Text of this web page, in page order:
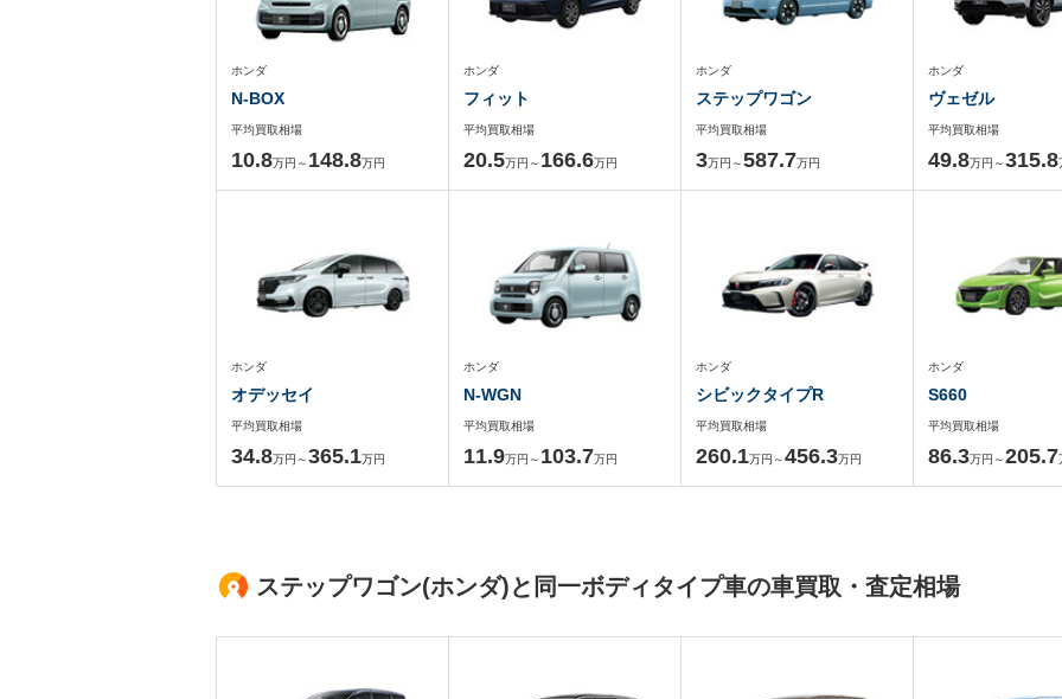
ホンダ
N-BOX
平均買取相場
10.8万円～ 148.8万円
ホンダ
フィット
平均買取相場
20.5万円～ 166.6万円
ホンダ
ステップワゴン
平均買取相場
3万円～587.7万円
ホンダ
ヴェゼル
平均買取相場
49.8万円～315.8
ホンダ
オデッセイ
平均買取相場
34.8万円～365.1万円
ホンダ
N-WGN
平均買取相場
11.9万円～ 103.7万円
ホンダ
シビックタイプR
平均買取相場
260.1万円～456.3万円
ホンダ
S660
平均買取相場
86.3万円～205.7
ステップワゴン(ホンダ)と同一ボディタイプ車の車買取・査定相場